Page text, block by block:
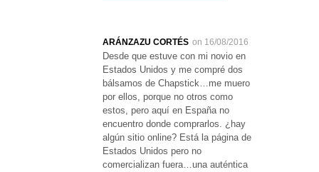
ARÁNZAZU CORTÉS on 16/08/2016
Desde que estuve con mi novio en
Estados Unidos y me compré dos
bálsamos de Chapstick…me muero
por ellos, porque no otros como
estos, pero aquí en España no
encuentro donde comprarlos. ¿hay
algún sitio online? Está la página de
Estados Unidos pero no
comercializan fuera…una auténtica